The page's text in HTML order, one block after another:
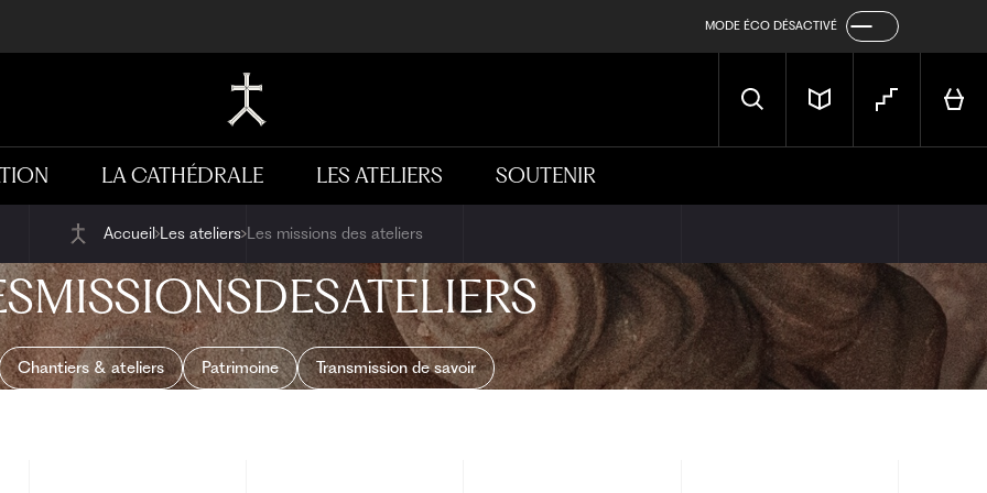
MODE ÉCO DÉSACTIVÉ
LA CATHÉDRALE LES ATELIERS SOUTENIR
Accueil Les ateliers Les missions des ateliers
MISSIONSDESATELIERS
Chantiers & ateliers Patrimoine Transmission de savoir